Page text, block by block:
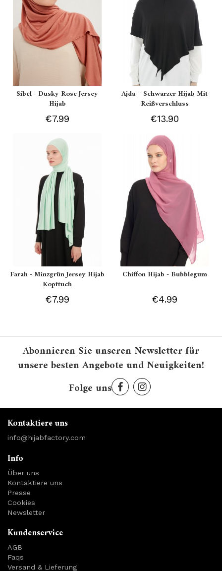
Sibel - Dusky Rose Jersey
Hijab
€7.99
Ajda – Schwarzer Hijab Mit
Reißverschluss
€13.90
Farah - Minzgrün Jersey Hijab
Kopftuch
€7.99
Chiffon Hijab - Bubblegum
€4.99
Abonnieren Sie unseren Newsletter für
unsere besten Angebote und Neuigkeiten!
Folge uns
Kontaktiere uns
info@hijabfactory.com
Info
Über uns
Kontaktiere uns
Presse
Cookies
Newsletter
Kundenservice
AGB
Faqs
Versand & Lieferung